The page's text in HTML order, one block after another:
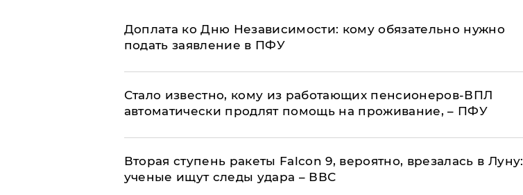
Доплата ко Дню Независимости: кому обязательно нужно
подать заявление в ПФУ
Стало известно, кому из работающих пенсионеров-ВПЛ
автоматически продлят помощь на проживание, – ПФУ
Вторая ступень ракеты Falcon 9, вероятно, врезалась в Луну:
ученые ищут следы удара – ВВС